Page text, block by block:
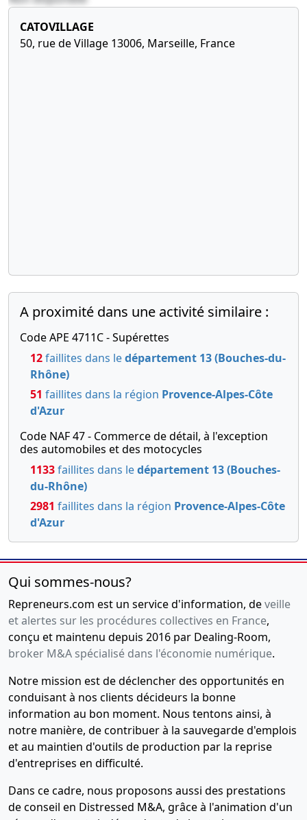
CATOVILLAGE
50, rue de Village 13006, Marseille, France
A proximité dans une activité similaire :
Code APE 4711C - Supérettes
12faillites dans ledépartement 13 (Bouches-du-
Rhône)
51 faillites dans la région Provence-Alpes-Côte
d'Azur
Code NAF 47 - Commerce de détail, à l'exception
des automobiles et des motocycles
1133faillites dans ledépartement 13 (Bouches-
du-Rhône)
2981 faillites dans la région Provence-Alpes-Côte
d'Azur
Qui sommes-nous?
Repreneurs.com est un service d'information, deveille
et alertes sur les procédures collectives en France,
conçu et maintenu depuis 2016 par Dealing-Room,
broker M&A spécialisé dans l'économie numérique.
Notre mission est de déclencher des opportunités en
conduisant à nos clients décideurs la bonne
information au bon moment. Nous tentons ainsi, à
notre manière, de contribuer à la sauvegarde d'emplois
et au maintien d'outils de production par la reprise
d'entreprises en difficulté.
Dans ce cadre, nous proposons aussi des prestations
de conseil en Distressed M&A, grâce à l'animation d'un